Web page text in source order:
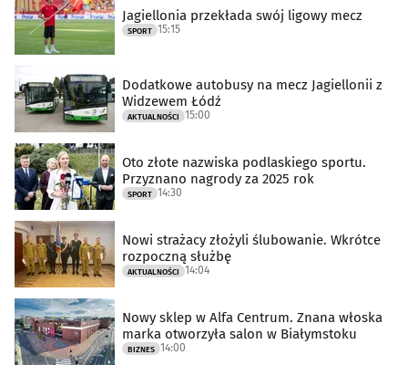
Jagiellonia przekłada swój ligowy mecz
SPORT 15:15
Dodatkowe autobusy na mecz Jagiellonii z
Widzewem Łódź
AKTUALNOŚCI 15:00
Oto złote nazwiska podlaskiego sportu.
Przyznano nagrody za 2025 rok
SPORT 14:30
Nowi strażacy złożyli ślubowanie. Wkrótce
rozpoczną służbę
AKTUALNOŚCI 14:04
Nowy sklep w Alfa Centrum. Znana włoska
marka otworzyła salon w Białymstoku
BIZNES 14:00